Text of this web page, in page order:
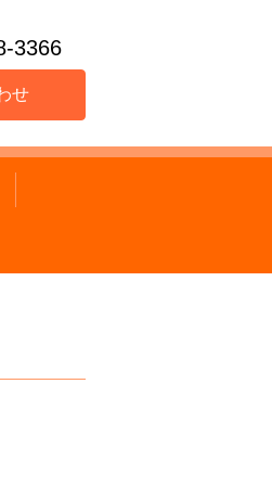
3366
せ